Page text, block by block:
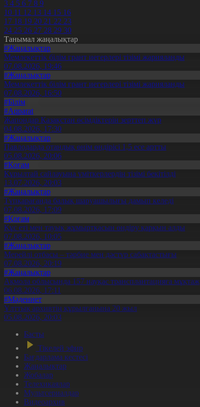
3 4 5 6 7 8 9
10 11 12 13 14 15 16
17 18 19 20 21 22 23
24 25 26 27 28 29 30
Танымал жаңалықтар
#Жаңалықтар
Мемлекеттік білім грант иегерлері тізімі жарияланды
07.08.2026, 19:46
#Жаңалықтар
Мемлекеттік білім грант иегерлері тізімі жарияланды
07.08.2026, 16:50
#Білім
#Aqparat
Жапондар Қазақстан өсімдіктерін зерттеп жүр
04.08.2026, 17:30
#Жаңалықтар
Павлодарда отандық өнім өндірісі 1,5 есе артты
05.08.2026, 20:06
#Қоғам
Құрылтай сайлауына үміткерлердің тізімі бекітілді
13.07.2026, 20:03
#Жаңалықтар
Түпқарағанда балық шаруашылығы дамып келеді
07.08.2026, 17:09
#Қоғам
Құс еті мен тауық жұмыртқасын өндіру қарқын алды
07.08.2026, 10:05
#Жаңалықтар
Мерейлі отбасы – тәрбие мен дәстүр сабақтастығы
07.08.2026, 20:19
#Жаңалықтар
Ақмола облысында 157 науқас трансплантацияға мұқтаж
06.08.2026, 17:11
#Мәдениет
Ұлттық архивтің құрылғанына 20 жыл
05.08.2026, 20:03
Басты
Тікелей эфир
Бағдарлама кестесі
Жаңалықтар
Жобалар
Телехикаялар
Мультсериалдар
Видеоархив